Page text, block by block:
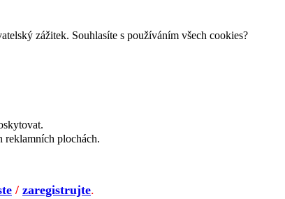
zážitek. Souhlasíte s používáním všech cookies?
reklamních plochách.
/ zaregistrujte.